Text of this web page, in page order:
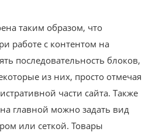
таким образом, что
работе с контентом на
последовательность блоков,
из них, просто отмечая
части сайта. Также
главной можно задать вид
или сеткой. Товары